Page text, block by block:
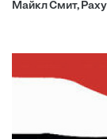
Майкл Смит,